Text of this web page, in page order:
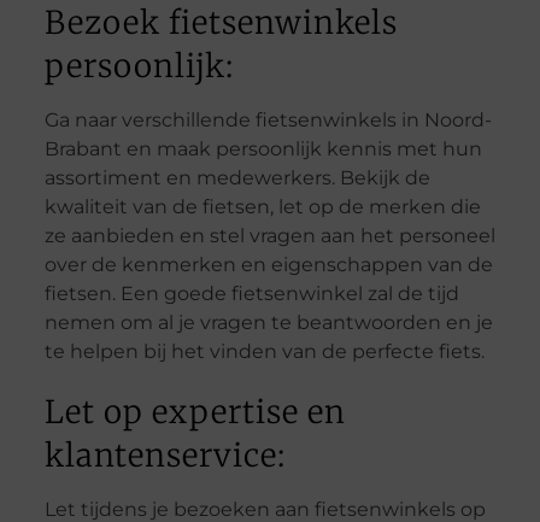
Bezoek fietsenwinkels
persoonlijk:
Ga naar verschillende fietsenwinkels in Noord-
Brabant en maak persoonlijk kennis met hun
assortiment en medewerkers. Bekijk de
kwaliteit van de fietsen, let op de merken die
ze aanbieden en stel vragen aan het personeel
over de kenmerken en eigenschappen van de
fietsen. Een goede fietsenwinkel zal de tijd
nemen om al je vragen te beantwoorden en je
te helpen bij het vinden van de perfecte fiets.
Let op expertise en
klantenservice:
Let tijdens je bezoeken aan fietsenwinkels op